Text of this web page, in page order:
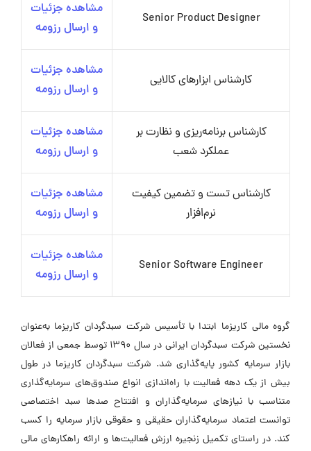
Senior Product Designer
مشاهده جزئیات
و ارسال رزومه
کارشناس ابزارهای کالایی
مشاهده جزئیات
و ارسال رزومه
کارشناس برنامه‌ریزی و نظارت بر
عملکرد شعب
مشاهده جزئیات
و ارسال رزومه
کارشناس تست و تضمین کیفیت
نرم‌افزار
مشاهده جزئیات
و ارسال رزومه
Senior Software Engineer
مشاهده جزئیات
و ارسال رزومه
گروه مالی کاریزما ابتدا با تأسیس شرکت سبدگردان کاریزما به‌عنوان
نخستین شرکت سبدگردان ایرانی در سال 1390 توسط جمعی از فعالان
بازار سرمایه کشور پایه‌گذاری شد. شرکت سبدگردان کاریزما در طول
بیش از یک دهه فعالیت با راه‌اندازی انواع صندوق‌های سرمایه‌گذاری
متناسب با نیازهای سرمایه‌گذاران و افتتاح صدها سبد اختصاصی
توانست اعتماد سرمایه‌گذاران حقیقی و حقوقی بازار سرمایه را کسب
کند. در راستای تکمیل زنجیره ارزش فعالیت‌ها و ارائه راهکارهای مالی